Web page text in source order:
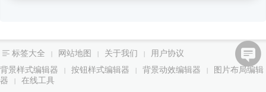
标签大全 | 网站地图 | 关于我们 |
用户协议
背景样式编辑器
| 按钮样式编辑器 | 背景动效编辑器 |
图片布局编辑
器
| 在线工具